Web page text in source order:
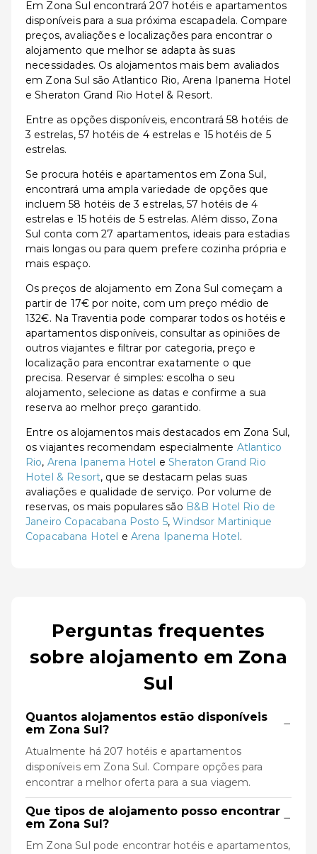
Em Zona Sul encontrará 207 hotéis e apartamentos
disponíveis para a sua próxima escapadela. Compare
preços, avaliações e localizações para encontrar o
alojamento que melhor se adapta às suas
necessidades. Os alojamentos mais bem avaliados
em Zona Sul são Atlantico Rio, Arena Ipanema Hotel
e Sheraton Grand Rio Hotel & Resort.
Entre as opções disponíveis, encontrará 58 hotéis de
3 estrelas, 57 hotéis de 4 estrelas e 15 hotéis de 5
estrelas.
Se procura hotéis e apartamentos em Zona Sul,
encontrará uma ampla variedade de opções que
incluem 58 hotéis de 3 estrelas, 57 hotéis de 4
estrelas e 15 hotéis de 5 estrelas. Além disso, Zona
Sul conta com 27 apartamentos, ideais para estadias
mais longas ou para quem prefere cozinha própria e
mais espaço.
Os preços de alojamento em Zona Sul começam a
partir de 17€ por noite, com um preço médio de
132€. Na Traventia pode comparar todos os hotéis e
apartamentos disponíveis, consultar as opiniões de
outros viajantes e filtrar por categoria, preço e
localização para encontrar exatamente o que
precisa. Reservar é simples: escolha o seu
alojamento, selecione as datas e confirme a sua
reserva ao melhor preço garantido.
Entre os alojamentos mais destacados em Zona Sul,
os viajantes recomendam especialmente Atlantico
Rio, Arena Ipanema Hotel eSheraton Grand Rio
Hotel & Resort, que se destacam pelas suas
avaliações e qualidade de serviço. Por volume de
reservas, os mais populares são B&B Hotel Rio de
Janeiro Copacabana Posto 5,Windsor Martinique
Copacabana Hotel e Arena Ipanema Hotel.
Perguntas frequentes
sobre alojamento em Zona
Sul
Quantos alojamentos estão disponíveis
em Zona Sul?
−
Atualmente há 207 hotéis e apartamentos
disponíveis em Zona Sul. Compare opções para
encontrar a melhor oferta para a sua viagem.
Que tipos de alojamento posso encontrar
em Zona Sul?
−
Em Zona Sul pode encontrar hotéis e apartamentos,